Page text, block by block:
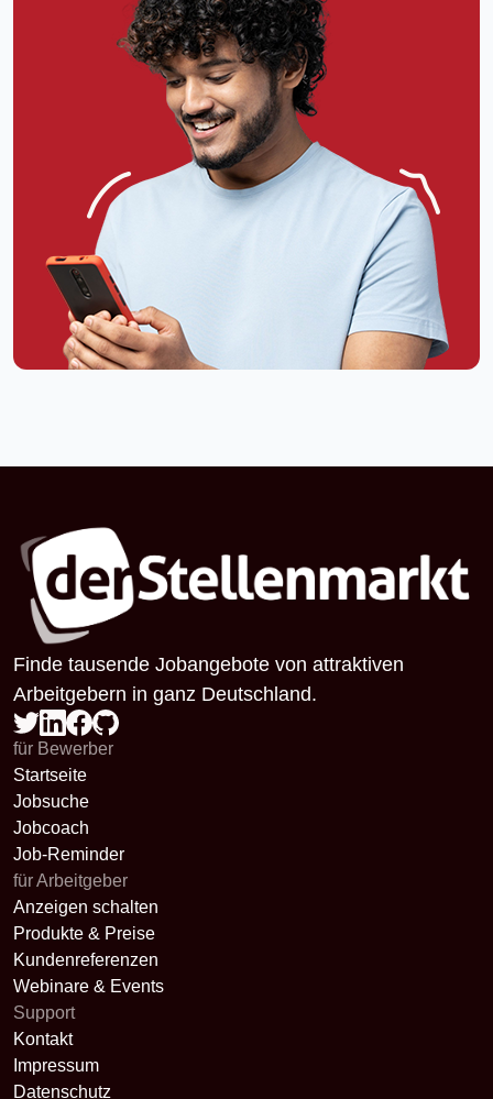
Finde tausende Jobangebote von attraktiven
Arbeitgebern in ganz Deutschland.
für Bewerber
Startseite
Jobsuche
Jobcoach
Job-Reminder
für Arbeitgeber
Anzeigen schalten
Produkte & Preise
Kundenreferenzen
Webinare & Events
Support
Kontakt
Impressum
Datenschutz